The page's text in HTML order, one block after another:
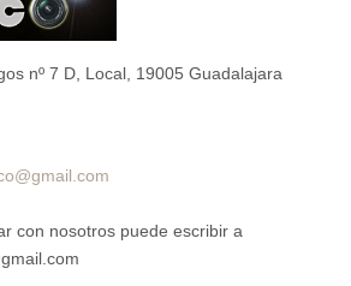
nº 7 D, Local, 19005 Guadalajara
con nosotros puede escribir a